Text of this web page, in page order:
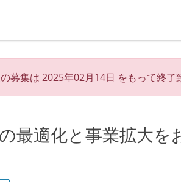
募集は 2025年02月14日 をもって終了
最適化と事業拡大を